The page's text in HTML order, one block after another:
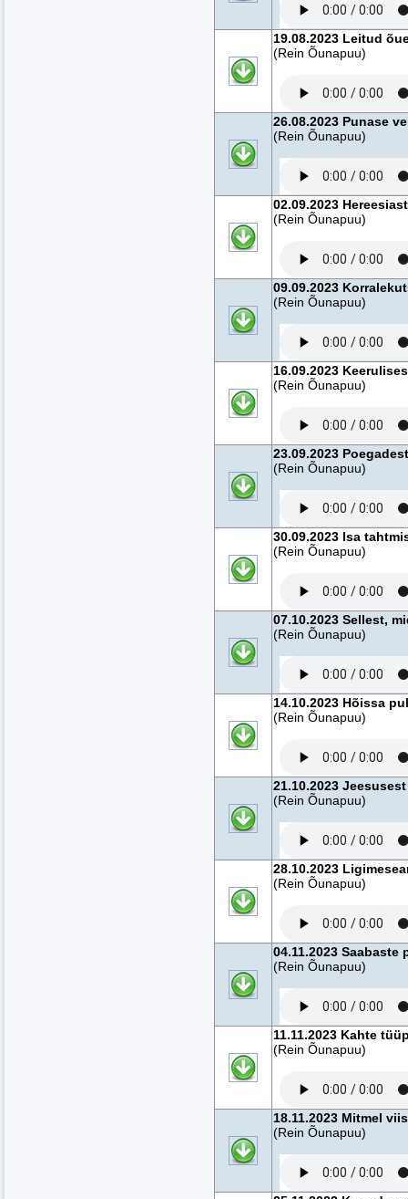
19.08.2023 Leitud
(Rein Õunapuu)
26.08.2023 Punase
(Rein Õunapuu)
02.09.2023
(Rein Õunapuu)
09.09.2023
(Rein Õunapuu)
16.09.2023
(Rein Õunapuu)
23.09.2023
(Rein Õunapuu)
30.09.2023 Isa
(Rein Õunapuu)
07.10.2023 Sellest,
(Rein Õunapuu)
14.10.2023 Hõissa
(Rein Õunapuu)
21.10.2023
(Rein Õunapuu)
28.10.2023
(Rein Õunapuu)
04.11.2023 Saabaste
(Rein Õunapuu)
11.11.2023 Kahte
(Rein Õunapuu)
18.11.2023 Mitmel
(Rein Õunapuu)